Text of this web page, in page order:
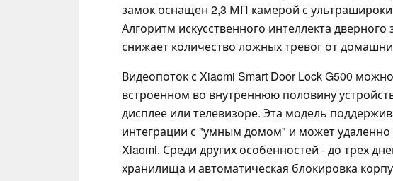
замок оснащен 2,3 МП камерой с
Алгоритм искусственного интеллекта дверного
снижает количество ложных тревог от
Видеопоток с Xiaomi Smart Door Lock G500
встроенном во внутреннюю половину
дисплее или телевизоре. Эта модель
интеграции с "умным домом" и может
Xiaomi. Среди других особенностей - до трех
хранилища и автоматическая блокировка